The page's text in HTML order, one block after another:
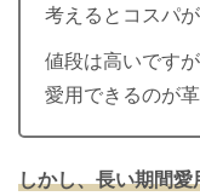
考えるとコスパ
値段は高いです
愛用できるのが革
しかし、長い期間